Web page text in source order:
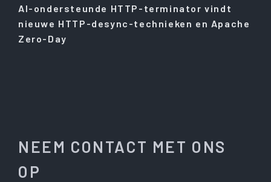
AI-ondersteunde HTTP-terminator vindt
nieuwe HTTP-desync-technieken en Apache
Zero-Day
NEEM CONTACT MET ONS
OP